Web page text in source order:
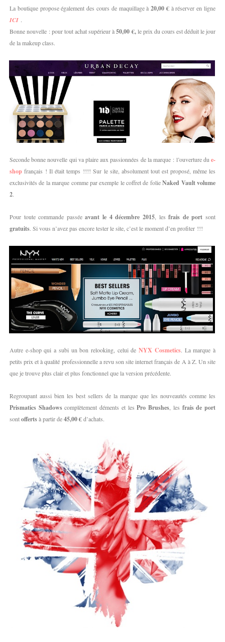
La boutique propose également des cours de maquillage à20,00 €à réserver en ligne
ICI .
Bonne nouvelle : pour tout achat supérieur à50,00 €,le prix du cours est déduit le jour
de la makeup class.
Seconde bonne nouvelle qui va plaire aux passionnées de la marque : l’ouverture du e-
shopfrançais ! Il était temps !!!! Sur le site, absolument tout est proposé, même les
exclusivités de la marque comme par exemple le coffret de folieNaked Vault volume
2.
Pour toute commande passéeavant le 4 décembre 2015, lesfrais de port sont
gratuits. Si vous n’avez pas encore tester le site, c’est le moment d’en profiter !!!
Autre e-shop qui a subi un bon relooking, celui deNYX Cosmetics. La marque à
petits prix et à qualité professionnelle a revu son site internet français de A à Z. Un site
que je trouve plus clair et plus fonctionnel que la version précédente.
Regroupant aussi bien les best sellers de la marque que les nouveautés comme les
Prismatics Shadowscomplètement déments et lesPro Brushes , les frais de port
sontoffertsà partir de45,00 €d’achats.